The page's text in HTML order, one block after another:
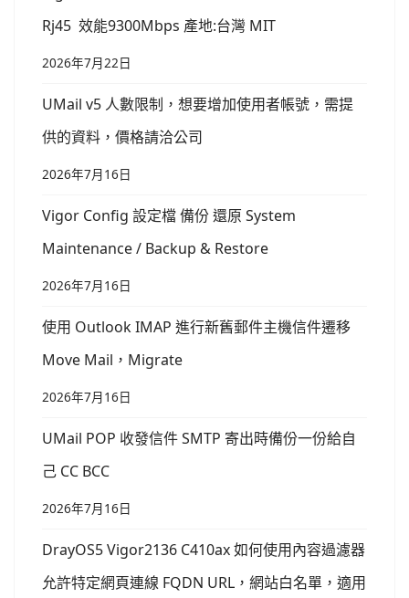
Rj45 效能9300Mbps 產地:台灣 MIT
2026年7月22日
UMail v5 人數限制，想要增加使用者帳號，需提
供的資料，價格請洽公司
2026年7月16日
Vigor Config 設定檔 備份 還原 System
Maintenance / Backup & Restore
2026年7月16日
使用 Outlook IMAP 進行新舊郵件主機信件遷移
Move Mail，Migrate
2026年7月16日
UMail POP 收發信件 SMTP 寄出時備份一份給自
己 CC BCC
2026年7月16日
DrayOS5 Vigor2136 C410ax 如何使用內容過濾器
允許特定網頁連線 FQDN URL，網站白名單，適用